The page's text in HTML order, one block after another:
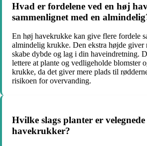
Hvad er fordelene ved en høj
sammenlignet med en
En høj havekrukke kan give flere fordele
almindelig krukke. Den ekstra højde giver
skabe dybde og lag i din haveindretning.
lettere at plante og vedligeholde blomster
krukke, da det giver mere plads til
risikoen for overvanding.
Hvilke slags planter er
havekrukker?